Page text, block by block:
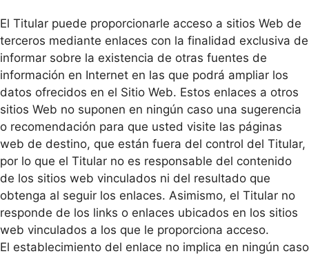
El Titular puede proporcionarle acceso a sitios Web de
terceros mediante enlaces con la finalidad exclusiva de
informar sobre la existencia de otras fuentes de
información en Internet en las que podrá ampliar los
datos ofrecidos en el Sitio Web. Estos enlaces a otros
sitios Web no suponen en ningún caso una sugerencia
o recomendación para que usted visite las páginas
web de destino, que están fuera del control del Titular,
por lo que el Titular no es responsable del contenido
de los sitios web vinculados ni del resultado que
obtenga al seguir los enlaces. Asimismo, el Titular no
responde de los links o enlaces ubicados en los sitios
web vinculados a los que le proporciona acceso.
El establecimiento del enlace no implica en ningún caso